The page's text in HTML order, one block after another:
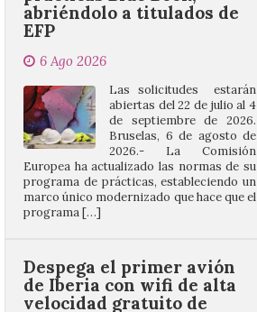
6 Ago 2026
2026.- La Comisión
Europea ha actualizado las normas de su
programa de prácticas, estableciendo un
marco único modernizado que hace que el
Despega el primer avión
Starlink
6 Ago 2026